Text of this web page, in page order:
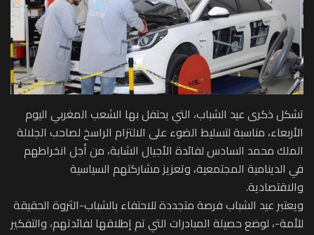
تشكل ذكرى عيد الشباب، التي يحتفل بها الشعب المغربي اليوم
الأربعاء، مناسبة لتسليط الضوء على الالتزام الراسخ لصاحب الجلالة
الملك محمد السادس لفائدة الأجيال الشابة، من أجل انخراطهم
في الدينامية المجتمعية، وتعزيز مشاركتهم السياسية
والاقتصادية.
ويعتبر عيد الشباب فرصة متجددة للاحتفاء بالشباب-الثروة الحقيقة
للأمة-، لوضع حصيلة المبادرات التي تم إطلاقها لفائدتهم، والتفكير